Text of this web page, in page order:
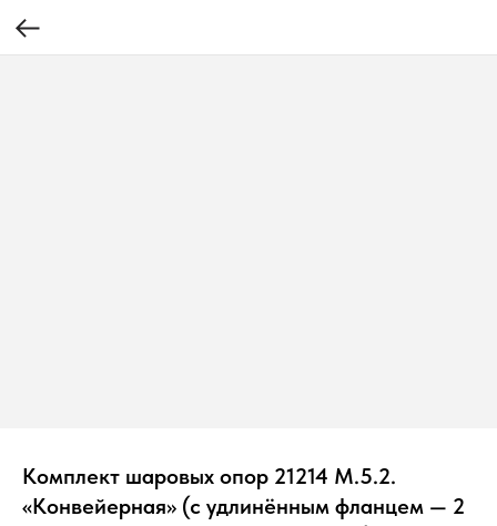
Комплект шаровых опор 21214 М.5.2.
«Конвейерная» (с удлинённым фланцем — 2